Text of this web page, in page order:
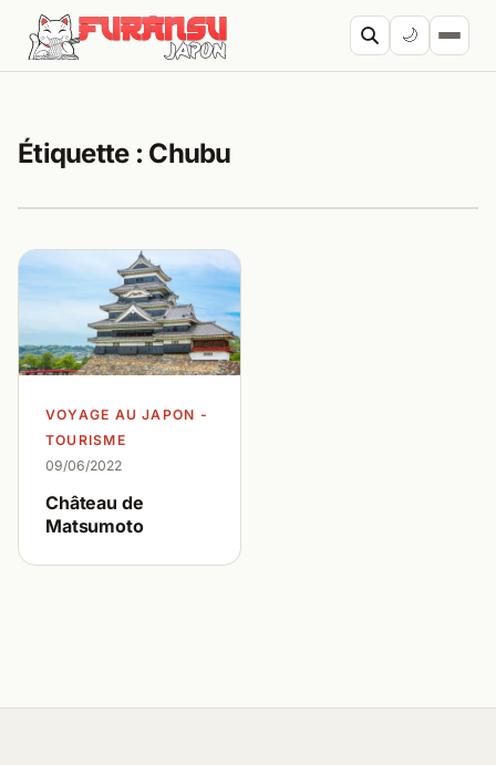
Aller au contenu
🌙
Étiquette : Chubu
VOYAGE AU JAPON -
TOURISME
09/06/2022
Château de
Matsumoto